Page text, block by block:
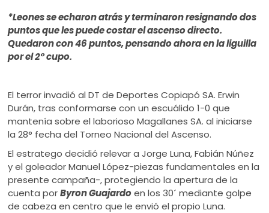
ú
*Leones se echaron atrás y terminaron resignando dos
puntos que les puede costar el ascenso directo.
Quedaron con 46 puntos, pensando ahora en la liguilla
por el 2° cupo.
El terror invadió al DT de Deportes Copiapó SA. Erwin
Durán, tras conformarse con un escuálido 1-0 que
mantenía sobre el laborioso Magallanes SA. al iniciarse
la 28° fecha del Torneo Nacional del Ascenso.
El estratego decidió relevar a Jorge Luna, Fabián Núñez
y el goleador Manuel López-piezas fundamentales en la
presente campaña-, protegiendo la apertura de la
cuenta porByron Guajardoen los 30´ mediante golpe
de cabeza en centro que le envió el propio Luna.